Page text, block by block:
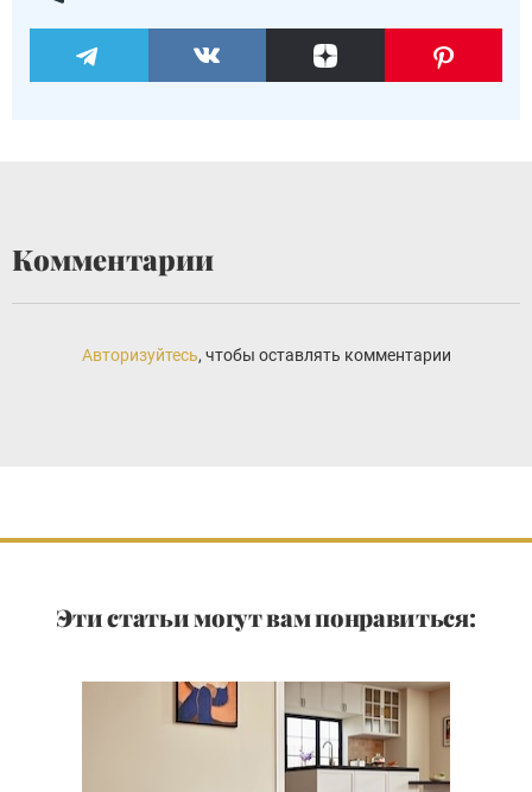
Комментарии
Авторизуйтесь, чтобы оставлять комментарии
Эти статьи могут вам понравиться: